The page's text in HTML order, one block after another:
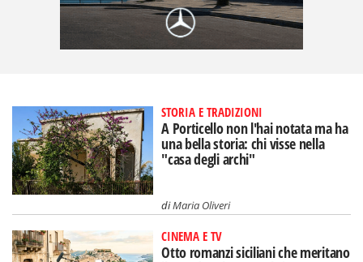
STORIA E TRADIZIONI
A Porticello non l'hai notata ma ha
una bella storia: chi visse nella
"casa degli archi"
diMaria Oliveri
CINEMA E TV
Otto romanzi siciliani che meritano